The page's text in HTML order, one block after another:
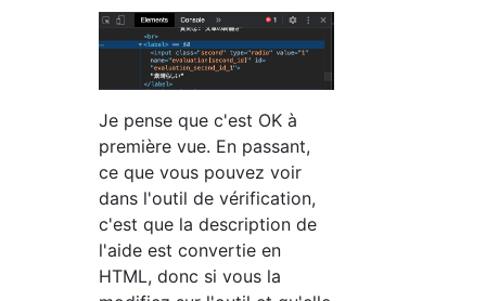
Je pense que c'est OK à
première vue. En passant,
ce que vous pouvez voir
dans l'outil de vérification,
c'est que la description de
l'aide est convertie en
HTML, donc si vous la